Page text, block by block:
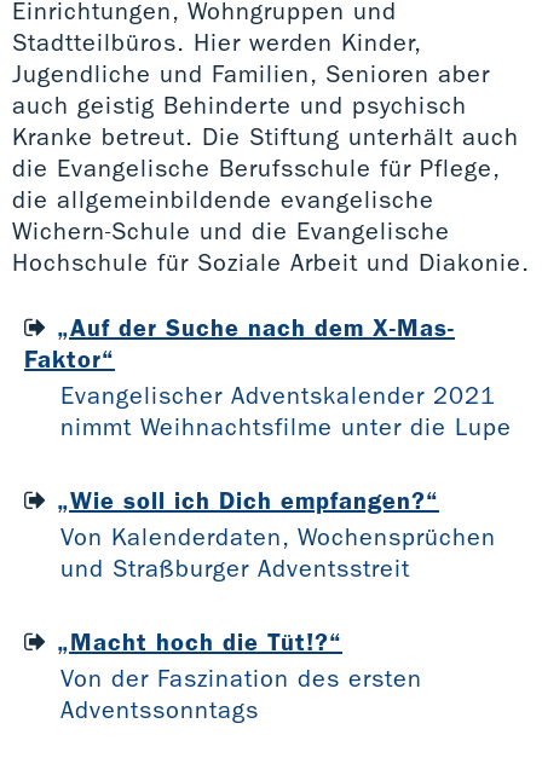
Einrichtungen, Wohngruppen und
Stadtteilbüros. Hier werden Kinder,
Jugendliche und Familien, Senioren aber
auch geistig Behinderte und psychisch
Kranke betreut. Die Stiftung unterhält auch
die Evangelische Berufsschule für Pflege,
die allgemeinbildende evangelische
Wichern-Schule und die Evangelische
Hochschule für Soziale Arbeit und Diakonie.
„Auf der Suche nach dem X-Mas-
Faktor“
Evangelischer Adventskalender 2021
nimmt Weihnachtsfilme unter die Lupe
„Wie soll ich Dich empfangen?“
Von Kalenderdaten, Wochensprüchen
und Straßburger Adventsstreit
„Macht hoch die Tüt!?“
Von der Faszination des ersten
Adventssonntags